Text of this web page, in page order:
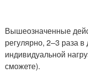
Вышеозначенные
регулярно, 2–3 раза
индивидуальной
сможете).